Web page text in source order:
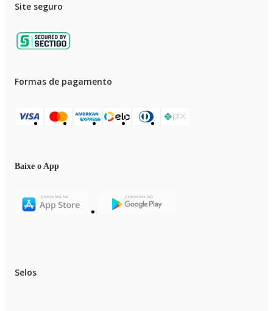
Site seguro
Formas de pagamento
Baixe o App
Selos